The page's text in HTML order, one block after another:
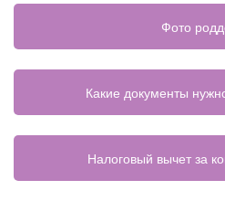
Фото
Какие документы
Налоговый вычет за